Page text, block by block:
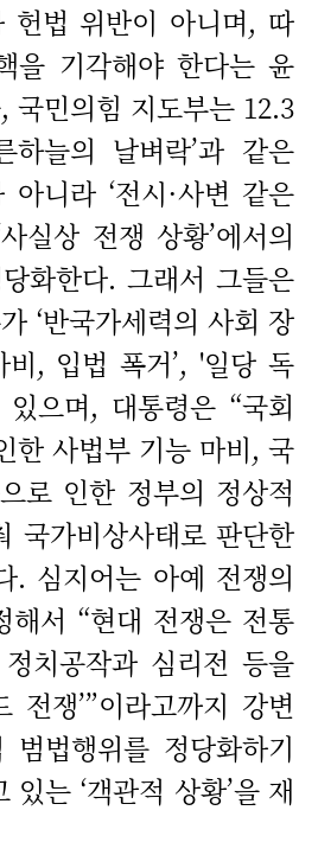
헌법 위반이 아니며, 따
을 기각해야 한다는 윤
국민의힘 지도부는 12.3
하늘의 날벼락’과 같은
아니라 ‘전시·사변 같은
실상 전쟁 상황’에서의
화한다. 그래서 그들은
‘반국가세력의 사회 장
, 입법 폭거’, '일당 독
으며, 대통령은 “국회
한 사법부 기능 마비, 국
로 인한 정부의 정상적
국가비상사태로 판단한
. 심지어는 아예 전쟁의
해서 “현대 전쟁은 전통
치공작과 심리전 등을
전쟁’”이라고까지 강변
법행위를 정당화하기
는 ‘객관적 상황’을 재